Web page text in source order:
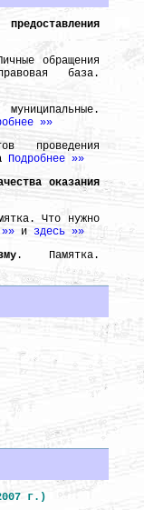
обращения
база.
»»
проведения
Подробнее »»
оказания
Что нужно
и здесь »»
. Памятка.
г.)